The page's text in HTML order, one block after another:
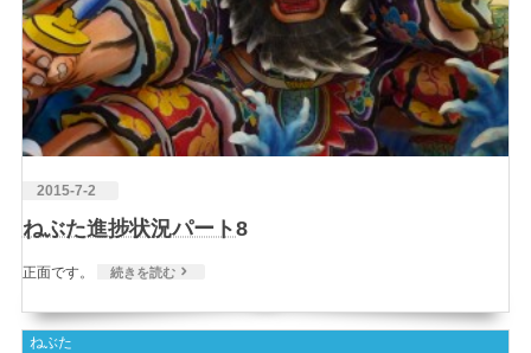
2015-7-2
ねぶた進捗状況パート8
正面です。 続きを読む
ねぶた